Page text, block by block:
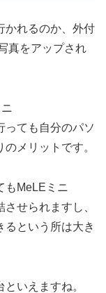
かれるのか、外付
真をアップされ
っても自分のパソ
メリットです。
もMeLEミニ
せられますし、
るという所は大き
いえますね。